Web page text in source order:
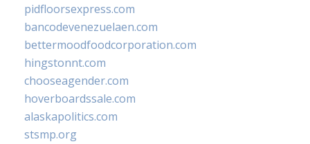
pidfloorsexpress.com
bancodevenezuelaen.com
bettermoodfoodcorporation.com
hingstonnt.com
chooseagender.com
hoverboardssale.com
alaskapolitics.com
stsmp.org